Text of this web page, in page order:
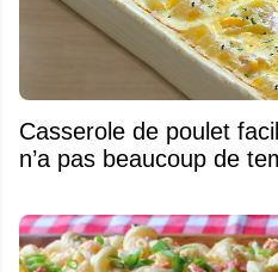
Casserole de poulet
n’a pas beaucoup de